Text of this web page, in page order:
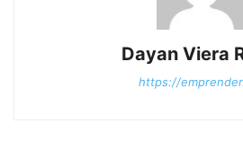
Dayan Viera
https://